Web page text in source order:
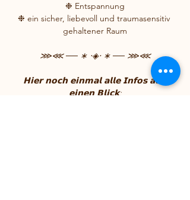
❉ Entspannung
❉ ein sicher, liebevoll und traumasensitiv
gehaltener Raum
⋙⋘ ── ∗ ⋅◈⋅ ∗ ── ⋙​⋘
𝗛𝗶𝗲𝗿 𝗻𝗼𝗰𝗵 𝗲𝗶𝗻𝗺𝗮𝗹 𝗮𝗹𝗹𝗲 𝗜𝗻𝗳𝗼𝘀 𝗮𝘂𝗳
𝗲𝗶𝗻𝗲𝗻 𝗕𝗹𝗶𝗰𝗸: